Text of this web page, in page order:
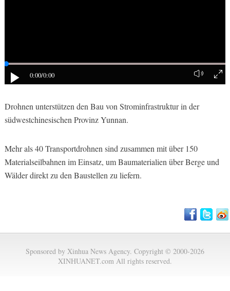
0:00/0:00
Drohnen unterstützen den Bau von Strominfrastruktur in der
südwestchinesischen Provinz Yunnan.
Mehr als 40 Transportdrohnen sind zusammen mit über 150
Materialseilbahnen im Einsatz, um Baumaterialien über Berge und
Wälder direkt zu den Baustellen zu liefern.
Sponsored by Xinhua News Agency. Copyright © 2000-2026
XINHUANET.com All rights reserved.